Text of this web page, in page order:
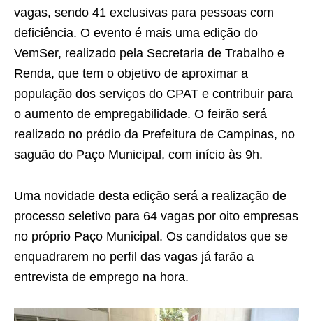
vagas, sendo 41 exclusivas para pessoas com
deficiência. O evento é mais uma edição do
VemSer, realizado pela Secretaria de Trabalho e
Renda, que tem o objetivo de aproximar a
população dos serviços do CPAT e contribuir para
o aumento de empregabilidade. O feirão será
realizado no prédio da Prefeitura de Campinas, no
saguão do Paço Municipal, com início às 9h.
Uma novidade desta edição será a realização de
processo seletivo para 64 vagas por oito empresas
no próprio Paço Municipal. Os candidatos que se
enquadrarem no perfil das vagas já farão a
entrevista de emprego na hora.